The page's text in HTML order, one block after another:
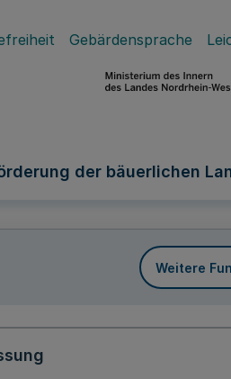
Gebärdensprache
der bäuerlichen
Weitere